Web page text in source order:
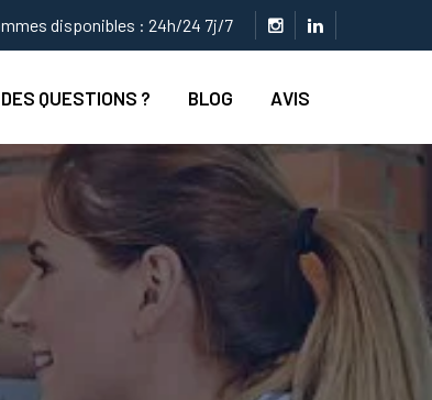
disponibles : 24h/24 7j/7
DES QUESTIONS ? BLOG AVIS